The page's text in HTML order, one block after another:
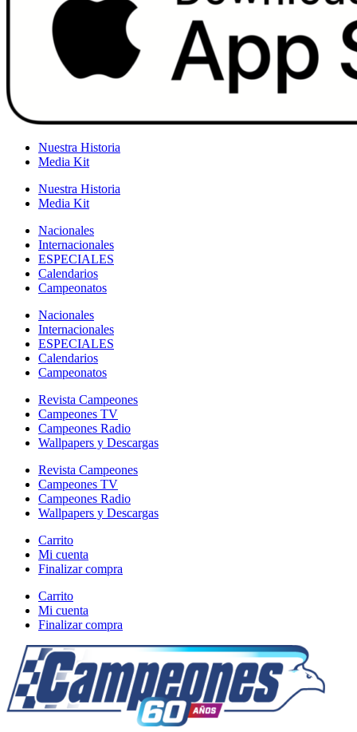
Nuestra Historia
Media Kit
Nuestra Historia
Media Kit
Nacionales
Internacionales
ESPECIALES
Calendarios
Campeonatos
Nacionales
Internacionales
ESPECIALES
Calendarios
Campeonatos
Revista Campeones
Campeones TV
Campeones Radio
Wallpapers y Descargas
Revista Campeones
Campeones TV
Campeones Radio
Wallpapers y Descargas
Carrito
Mi cuenta
Finalizar compra
Carrito
Mi cuenta
Finalizar compra